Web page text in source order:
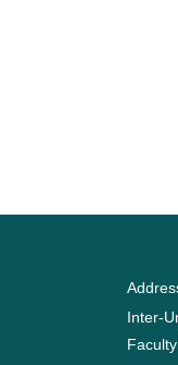
Inter-